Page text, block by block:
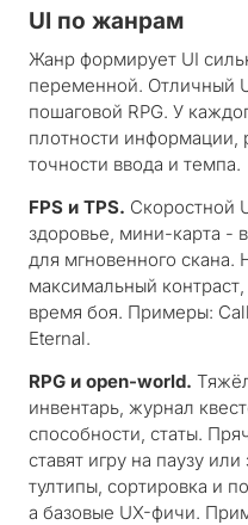
UI по жанрам
Жанр формирует UI
переменной. Отличный
пошаговой RPG. У
плотности информации,
точности ввода и темпа.
FPS и TPS. Скоростной
здоровье, мини-карта -
для мгновенного скана.
максимальный
время боя. Примеры:
Eternal.
RPG и open-world.
инвентарь, журнал
способности, статы.
ставят игру на паузу
тултипы, сортировка и
а базовые UX-фичи.